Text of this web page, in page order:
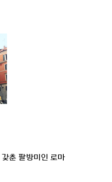
춘 팔방미인 로마